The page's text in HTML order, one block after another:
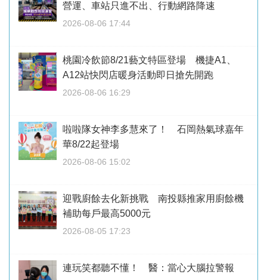
營運、車站只進不出、行動網路降速
2026-08-06 17:44
桃園冷飲節8/21藝文特區登場 機捷A1、
A12站快閃店暖身活動即日搶先開跑
2026-08-06 16:29
啦啦隊女神李多慧來了！ 石岡熱氣球嘉年
華8/22起登場
2026-08-06 15:02
迎戰廚餘去化新挑戰 南投縣推家用廚餘機
補助每戶最高5000元
2026-08-05 17:23
連玩笑都聽不懂！ 醫：當心大腦拉警報